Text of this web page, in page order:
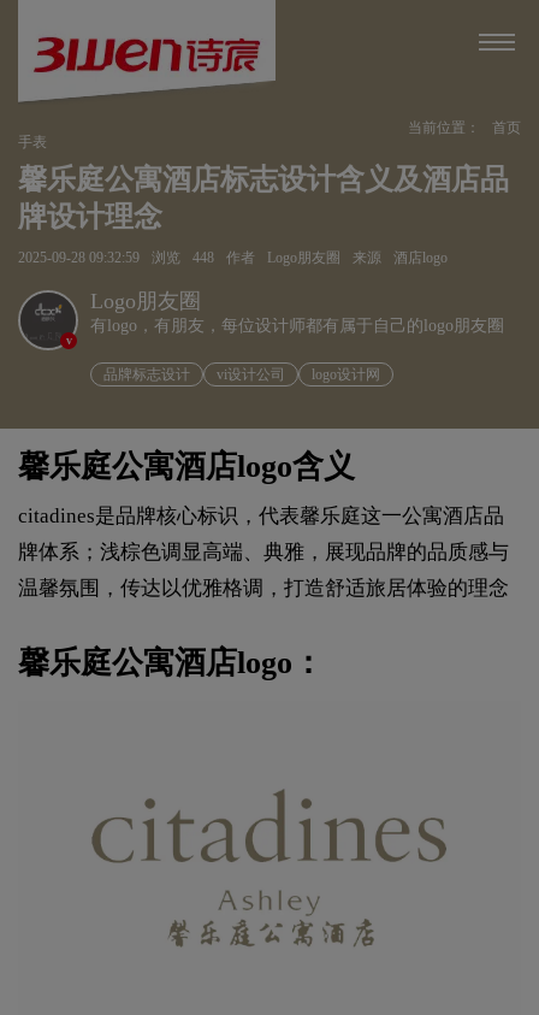
当前位置：
首页
手表
馨乐庭公寓酒店标志设计含义及酒店品
牌设计理念
2025-09-28 09:32:59 浏览 448 作者 Logo朋友圈 来源 酒店logo
v
Logo朋友圈
有logo，有朋友，每位设计师都有属于自己的logo朋友圈
品牌标志设计 vi设计公司 logo设计网
馨乐庭公寓酒店logo含义
citadines是品牌核心标识，代表馨乐庭这一公寓酒店品
牌体系；浅棕色调显高端、典雅，展现品牌的品质感与
温馨氛围，传达以优雅格调，打造舒适旅居体验的理念
馨乐庭公寓酒店logo：